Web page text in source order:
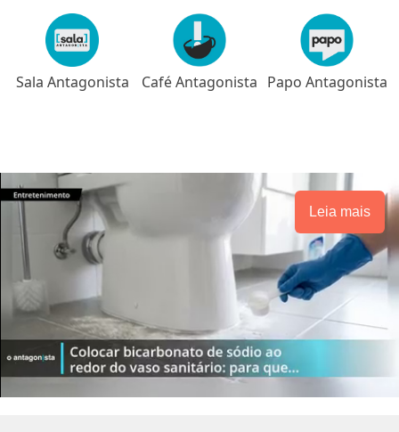
Café Antagonista Papo Antagonista
Meio-dia em
Leia mais